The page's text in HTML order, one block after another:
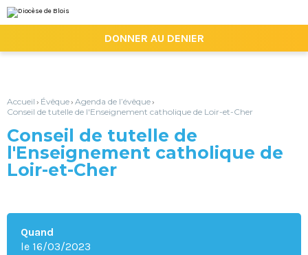
au
contenu.
la
personnels
DONNER AU DENIER
Accueil › Évêque› Agenda de l’évêque›
Conseil de tutelle de l'Enseignement catholique de Loir-et-Cher
Conseil de tutelle de
l'Enseignement catholique de
Loir-et-Cher
Quand
le 16/03/2023